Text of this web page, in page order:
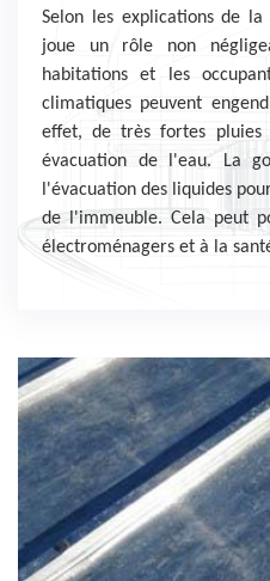
Selon les explications de
joue un rôle non
habitations et les
climatiques peuvent
effet, de très fortes pluies
évacuation de l'eau. La
l'évacuation des liquides
de l'immeuble. Cela peut
électroménagers et à la